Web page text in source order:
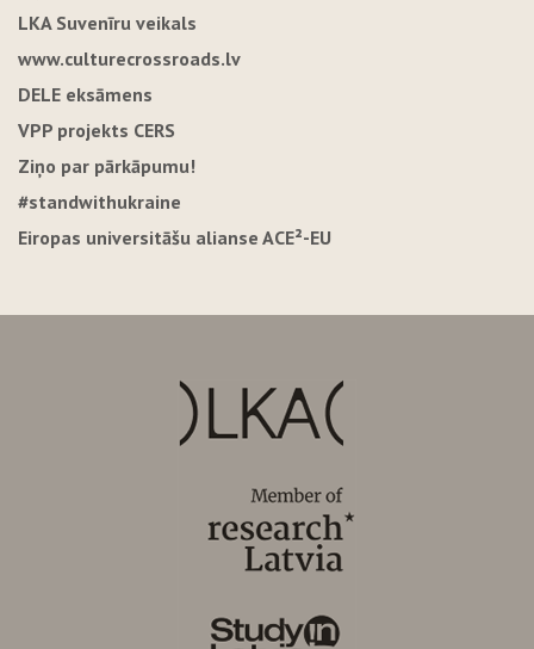
LKA Suvenīru veikals
www.culturecrossroads.lv
DELE eksāmens
VPP projekts CERS
Ziņo par pārkāpumu!
#standwithukraine
Eiropas universitāšu alianse ACE²-EU